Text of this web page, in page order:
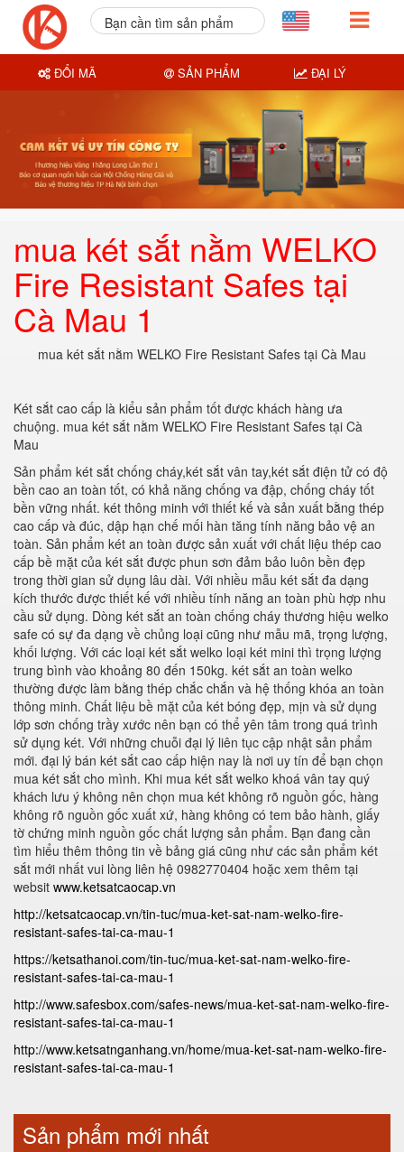
mua két sắt nằm WELKO
Fire Resistant Safes tại
Cà Mau 1
mua két sắt nằm WELKO Fire Resistant Safes tại Cà Mau
Két sắt cao cấp là kiểu sản phẩm tốt được khách hàng ưa
chuộng. mua két sắt nằm WELKO Fire Resistant Safes tại Cà
Mau
Sản phẩm két sắt chống cháy,két sắt vân tay,két sắt điện tử có độ
bền cao an toàn tốt, có khả năng chống va đập, chống cháy tốt
bền vững nhất. két thông minh với thiết kế và sản xuất bằng thép
cao cấp và đúc, dập hạn chế mối hàn tăng tính năng bảo vệ an
toàn. Sản phẩm két an toàn được sản xuất với chất liệu thép cao
cấp bề mặt của két sắt được phun sơn đảm bảo luôn bền đẹp
trong thời gian sử dụng lâu dài. Với nhiều mẫu két sắt đa dạng
kích thước được thiết kế với nhiều tính năng an toàn phù hợp nhu
cầu sử dụng. Dòng két sắt an toàn chống cháy thương hiệu welko
safe có sự đa dạng về chủng loại cũng như mẫu mã, trọng lượng,
khối lượng. Với các loại két sắt welko loại két mini thì trọng lượng
trung bình vào khoảng 80 đến 150kg. két sắt an toàn welko
thường được làm bằng thép chắc chắn và hệ thống khóa an toàn
thông minh. Chất liệu bề mặt của két bóng đẹp, mịn và sử dụng
lớp sơn chống trầy xước nên bạn có thể yên tâm trong quá trình
sử dụng két. Với những chuỗi đại lý liên tục cập nhật sản phẩm
mới. đại lý bán két sắt cao cấp hiện nay là nơi uy tín để bạn chọn
mua két sắt cho mình. Khi mua két sắt welko khoá vân tay quý
khách lưu ý không nên chọn mua két không rõ nguồn gốc, hàng
không rõ nguồn gốc xuất xứ, hàng không có tem bảo hành, giấy
tờ chứng minh nguồn gốc chất lượng sản phẩm. Bạn đang cần
tìm hiểu thêm thông tin về bảng giá cũng như các sản phẩm két
sắt mới nhất vui lòng liên hệ 0982770404 hoặc xem thêm tại
websit www.ketsatcaocap.vn
http://ketsatcaocap.vn/tin-tuc/mua-ket-sat-nam-welko-fire-
resistant-safes-tai-ca-mau-1
https://ketsathanoi.com/tin-tuc/mua-ket-sat-nam-welko-fire-
resistant-safes-tai-ca-mau-1
http://www.safesbox.com/safes-news/mua-ket-sat-nam-welko-fire-
resistant-safes-tai-ca-mau-1
http://www.ketsatnganhang.vn/home/mua-ket-sat-nam-welko-fire-
resistant-safes-tai-ca-mau-1
Sản phẩm mới nhất
Bạn cần tìm sản phẩm
ĐỔI MÃ SẢN PHẨM ĐẠI LÝ